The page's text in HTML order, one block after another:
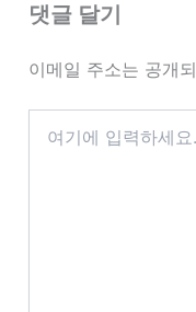
댓글 달기
이메일 주소는 공개